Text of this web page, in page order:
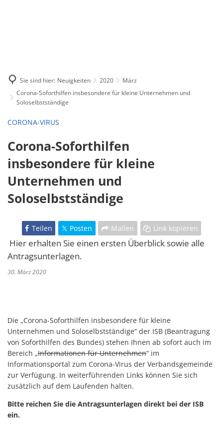
Sie sind hier: Neuigkeiten 2020
März
Corona-Soforthilfen insbesondere für kleine Unternehmen und
Soloselbstständige
CORONA-VIRUS
Corona-Soforthilfen
insbesondere für kleine
Unternehmen und
Soloselbstständige
Teilen Posten Mailen Link kopieren
Hier erhalten Sie einen ersten Überblick sowie alle
Antragsunterlagen.
30. März 2020
Die „Corona-Soforthilfen insbesondere für kleine
Unternehmen und Soloselbstständige“ der ISB (Beantragung
von Soforthilfen des Bundes) stehen Ihnen ab sofort auch im
Bereich „Informationen für Unternehmen“ im
Informationsportal zum Corona-Virus der Verbandsgemeinde
zur Verfügung. In weiterführenden Links können Sie sich
zusätzlich auf dem Laufenden halten.
Bitte reichen Sie die Antragsunterlagen direkt bei der ISB
ein.